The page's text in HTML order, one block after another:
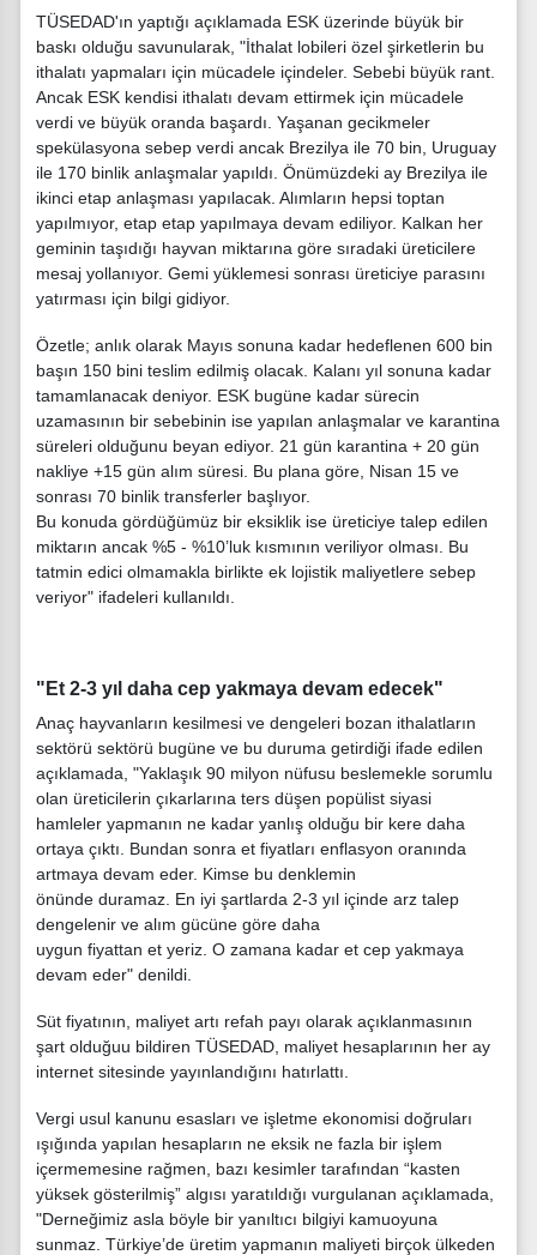
TÜSEDAD'ın yaptığı açıklamada ESK üzerinde büyük bir
baskı olduğu savunularak, "İthalat lobileri özel şirketlerin bu
ithalatı yapmaları için mücadele içindeler. Sebebi büyük rant.
Ancak ESK kendisi ithalatı devam ettirmek için mücadele
verdi ve büyük oranda başardı. Yaşanan gecikmeler
spekülasyona sebep verdi ancak Brezilya ile 70 bin, Uruguay
ile 170 binlik anlaşmalar yapıldı. Önümüzdeki ay Brezilya ile
ikinci etap anlaşması yapılacak. Alımların hepsi toptan
yapılmıyor, etap etap yapılmaya devam ediliyor. Kalkan her
geminin taşıdığı hayvan miktarına göre sıradaki üreticilere
mesaj yollanıyor. Gemi yüklemesi sonrası üreticiye parasını
yatırması için bilgi gidiyor.
Özetle; anlık olarak Mayıs sonuna kadar hedeflenen 600 bin
başın 150 bini teslim edilmiş olacak. Kalanı yıl sonuna kadar
tamamlanacak deniyor. ESK bugüne kadar sürecin
uzamasının bir sebebinin ise yapılan anlaşmalar ve karantina
süreleri olduğunu beyan ediyor. 21 gün karantina + 20 gün
nakliye +15 gün alım süresi. Bu plana göre, Nisan 15 ve
sonrası 70 binlik transferler başlıyor.
Bu konuda gördüğümüz bir eksiklik ise üreticiye talep edilen
miktarın ancak %5 - %10’luk kısmının veriliyor olması. Bu
tatmin edici olmamakla birlikte ek lojistik maliyetlere sebep
veriyor" ifadeleri kullanıldı.
"Et 2-3 yıl daha cep yakmaya devam edecek"
Anaç hayvanların kesilmesi ve dengeleri bozan ithalatların
sektörü sektörü bugüne ve bu duruma getirdiği ifade edilen
açıklamada, "Yaklaşık 90 milyon nüfusu beslemekle sorumlu
olan üreticilerin çıkarlarına ters düşen popülist siyasi
hamleler yapmanın ne kadar yanlış olduğu bir kere daha
ortaya çıktı. Bundan sonra et fiyatları enflasyon oranında
artmaya devam eder. Kimse bu denklemin
önünde duramaz. En iyi şartlarda 2-3 yıl içinde arz talep
dengelenir ve alım gücüne göre daha
uygun fiyattan et yeriz. O zamana kadar et cep yakmaya
devam eder" denildi.
Süt fiyatının, maliyet artı refah payı olarak açıklanmasının
şart olduğuu bildiren TÜSEDAD, maliyet hesaplarının her ay
internet sitesinde yayınlandığını hatırlattı.
Vergi usul kanunu esasları ve işletme ekonomisi doğruları
ışığında yapılan hesapların ne eksik ne fazla bir işlem
içermemesine rağmen, bazı kesimler tarafından “kasten
yüksek gösterilmiş” algısı yaratıldığı vurgulanan açıklamada,
"Derneğimiz asla böyle bir yanıltıcı bilgiyi kamuoyuna
sunmaz. Türkiye’de üretim yapmanın maliyeti birçok ülkeden